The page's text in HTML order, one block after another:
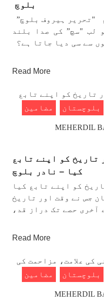
بلوچ
"تحریر ہیروف بلوچ”
لب "سچ” کی صدا بلند
سے سی دیا جاتا ہے؟
Read More
بلوچستان مضامین
MEHERDIL
تاریخ کو اپنے تابع
کیا – نادر بلوچ
کو اپنے تابع کیا
جس نے وقت اور تاریخ
آخری حصے تک دراز قد،
Read More
بلوچستان مضامین
MEHERDIL